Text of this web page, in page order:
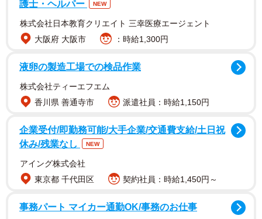
インテリアデザイナーで山口さんとも親交の深い片山さん
も、自身のthreadsにて「レジェンドとの面会でいっくん&
メンバー大興奮の夜でした。特に松本隆さんの歌詞に大き
と綴っています。
護士・ヘルパー
NEW
株式会社日本教育クリエイト 三幸医療エージェント
大阪府 大阪市
：時給1,300円
液卵の製造工場での検品作業
株式会社ティーエフエム
香川県 善通寺市
派遣社員：時給1,150円
企業受付/即勤務可能/大手企業/交通費支給/土日祝
休み/残業なし
NEW
アイング株式会社
東京都 千代田区
契約社員：時給1,450円～
事務パート マイカー通勤OK/事務のお仕事